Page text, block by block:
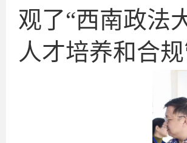
观了“西南政法
人才培养和合